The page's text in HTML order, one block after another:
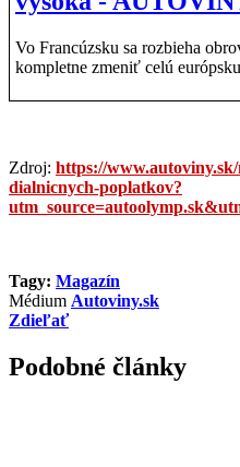
Vo Francúzsku sa rozbieha
kompletne zmeniť celú
Zdroj: https://
dialnicnych-poplatkov?
Tagy: Magazín
Médium Autoviny.sk
Zdieľať
Podobné články